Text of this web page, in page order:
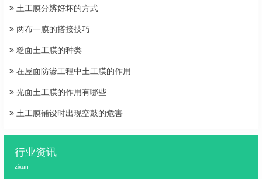
土工膜分辨好坏的方式
两布一膜的搭接技巧
糙面土工膜的种类
在屋面防渗工程中土工膜的作用
光面土工膜的作用有哪些
土工膜铺设时出现空鼓的危害
行业资讯
zixun